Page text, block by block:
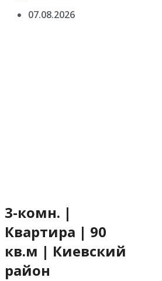
07.08.2026
3-комн. |
Квартира | 90
кв.м | Киевский
район